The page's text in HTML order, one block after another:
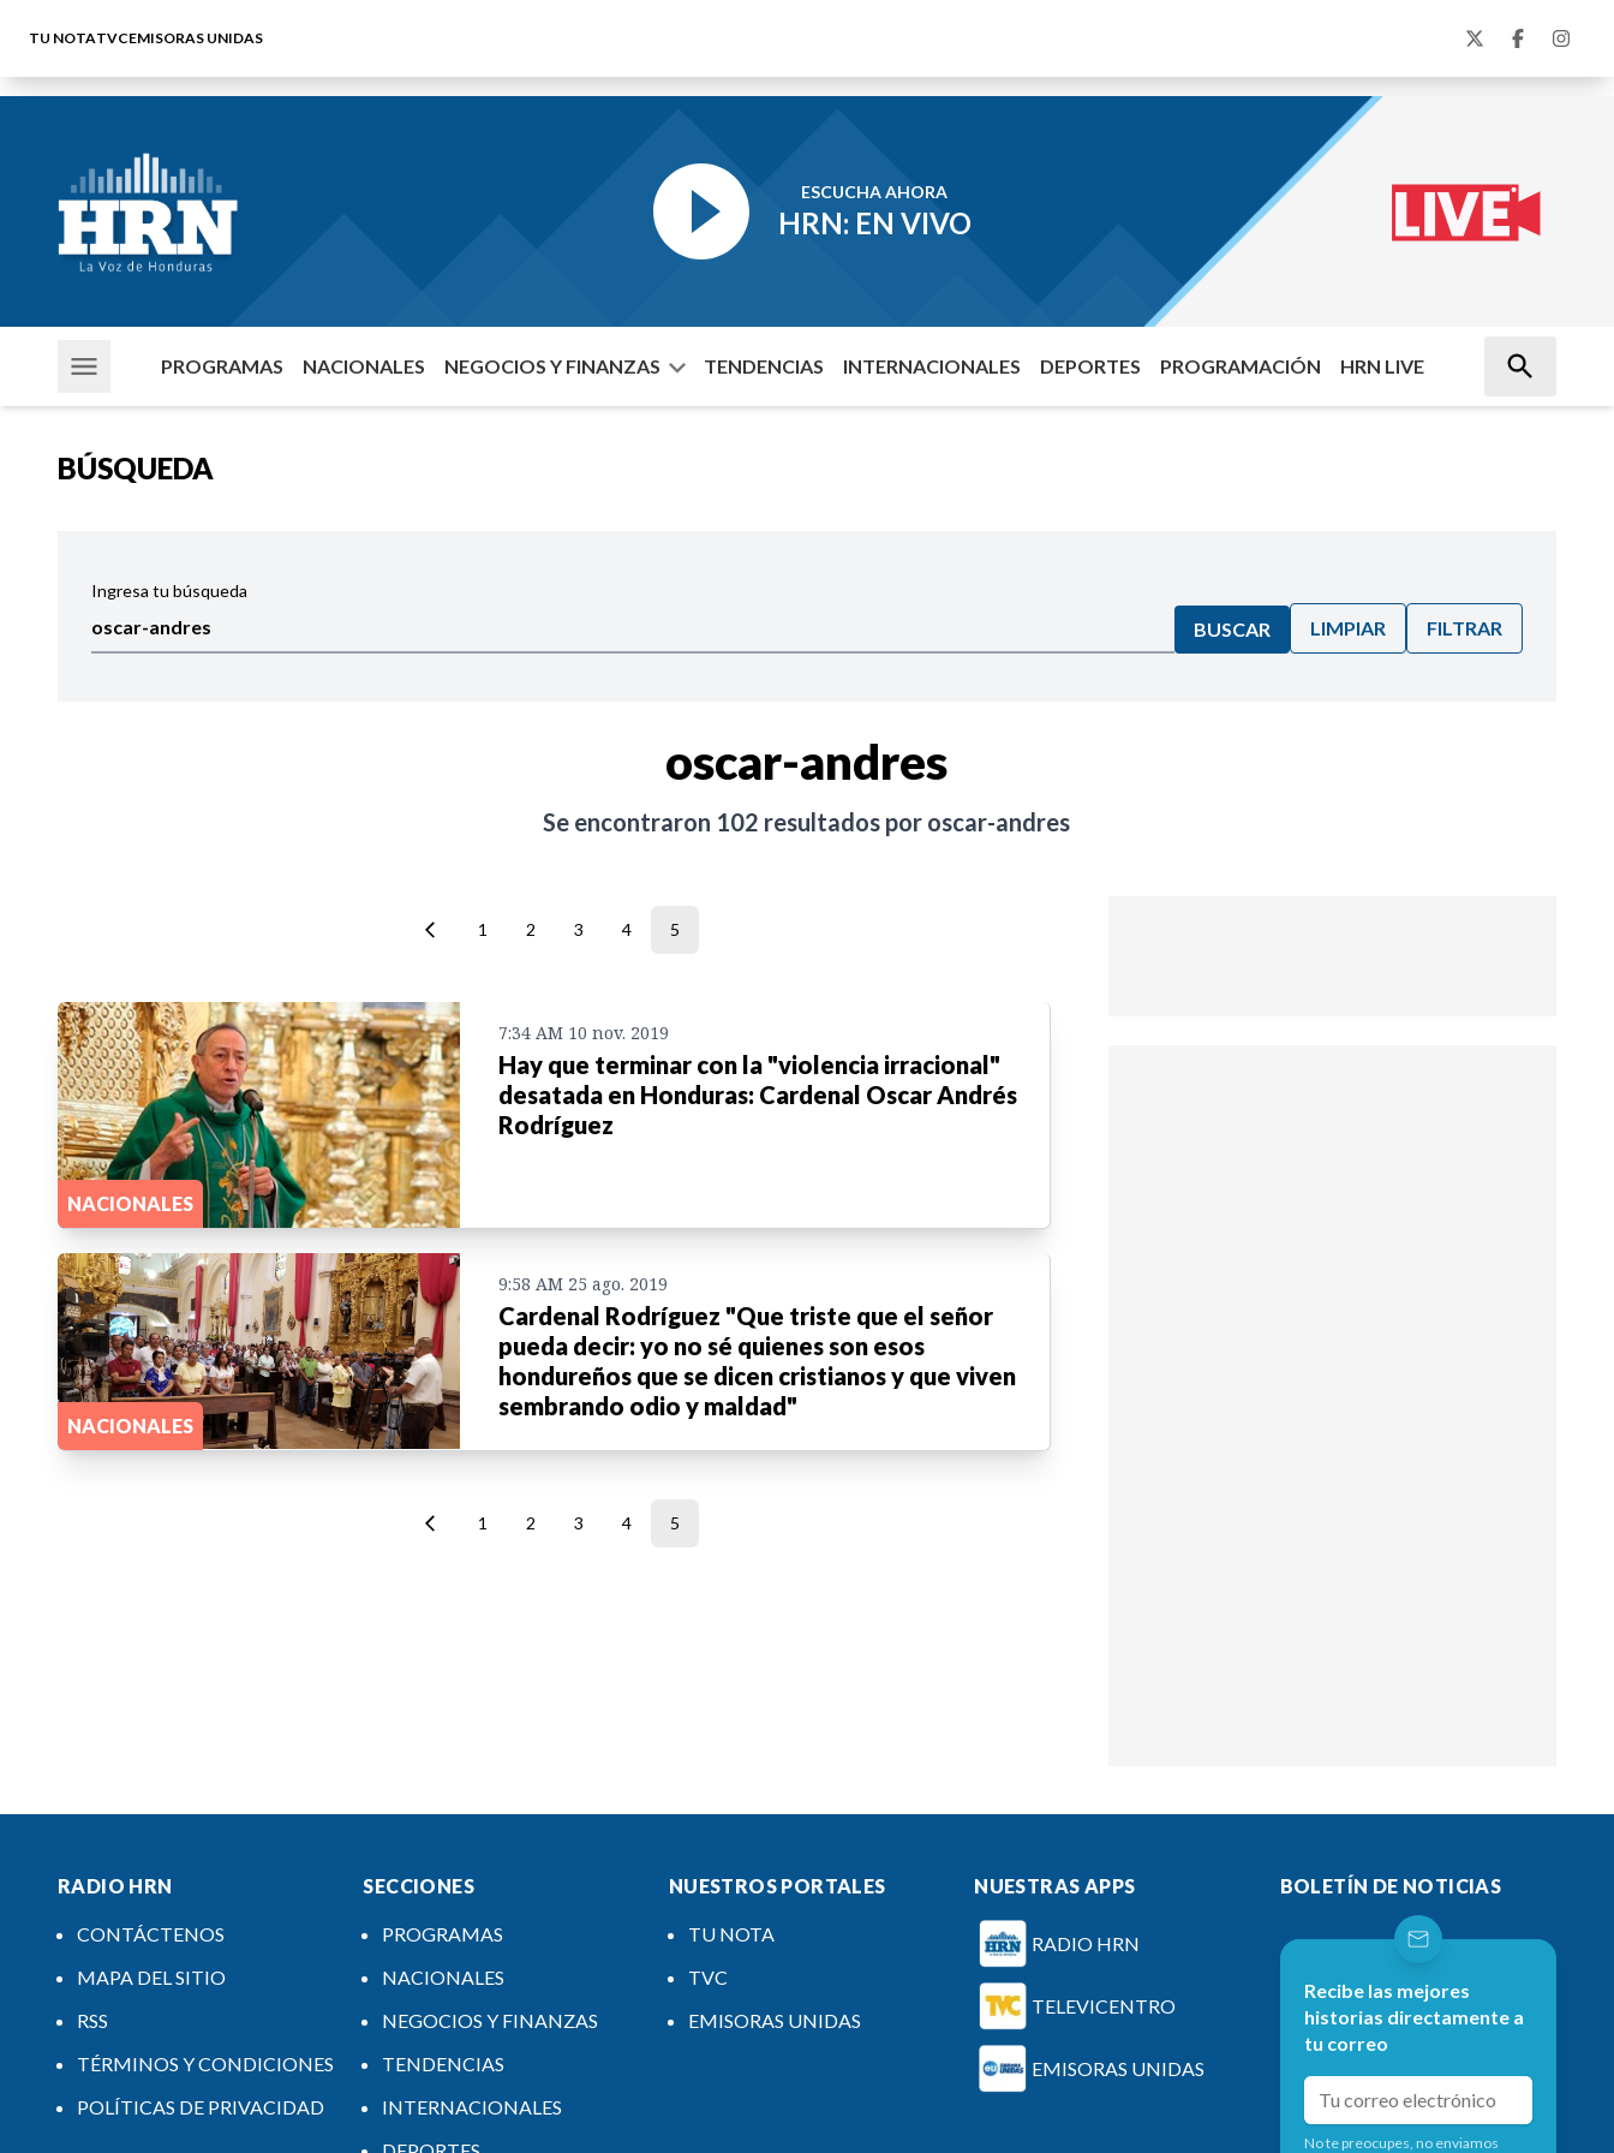
TU NOTATVCEMISORAS UNIDAS
ESCUCHA AHORA
HRN: EN VIVO
PROGRAMAS NACIONALES NEGOCIOS Y FINANZAS TENDENCIAS INTERNACIONALES DEPORTES PROGRAMACIÓN HRN LIVE
BÚSQUEDA
Ingresa tu búsqueda
BUSCAR LIMPIAR FILTRAR
oscar-andres
Se encontraron 102 resultados por oscar-andres
1 2 3 4 5
NACIONALES
7:34 AM 10 nov. 2019
Hay que terminar con la "violencia irracional"
desatada en Honduras: Cardenal Oscar Andrés
Rodríguez
NACIONALES
9:58 AM 25 ago. 2019
Cardenal Rodríguez "Que triste que el señor
pueda decir: yo no sé quienes son esos
hondureños que se dicen cristianos y que viven
sembrando odio y maldad"
1 2 3 4 5
RADIO HRN
CONTÁCTENOS
MAPA DEL SITIO
RSS
TÉRMINOS Y CONDICIONES
POLÍTICAS DE PRIVACIDAD
SECCIONES
PROGRAMAS
NACIONALES
NEGOCIOS Y FINANZAS
TENDENCIAS
INTERNACIONALES
NUESTROS PORTALES
TU NOTA
TVC
EMISORAS UNIDAS
NUESTRAS APPS
RADIO HRN
TELEVICENTRO
EMISORAS UNIDAS
BOLETÍN DE NOTICIAS
Recibe las mejores
historias directamente a
tu correo
No te preocupes, no enviamos